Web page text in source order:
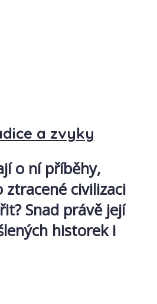
a zvyky
o ní příběhy,
civilizaci
Snad právě její
historek i